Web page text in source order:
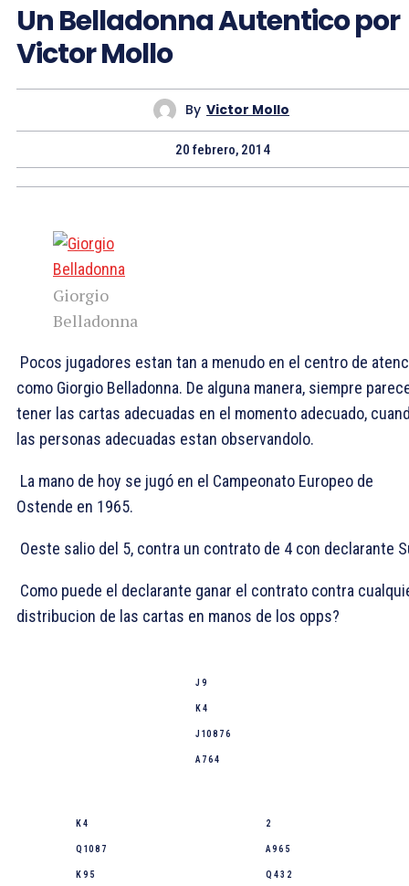
Un Belladonna Autentico por
Victor Mollo
By Victor Mollo
20 febrero, 2014
Giorgio
Belladonna
Pocos jugadores estan tan a menudo en el centro de
como Giorgio Belladonna. De alguna manera, siempre
tener las cartas adecuadas en el momento adecuado,
las personas adecuadas estan observandolo.
La mano de hoy se jugó en el Campeonato Europeo de
Ostende en 1965.
Oeste salio del 5, contra un contrato de 4 con declarante
Como puede el declarante ganar el contrato contra
distribucion de las cartas en manos de los opps?
J 9
K 4
J 10 8 7 6
A 7 6 4
K 4
Q 10 8 7
K 9 5
2
A 9 6 5
Q 4 3 2